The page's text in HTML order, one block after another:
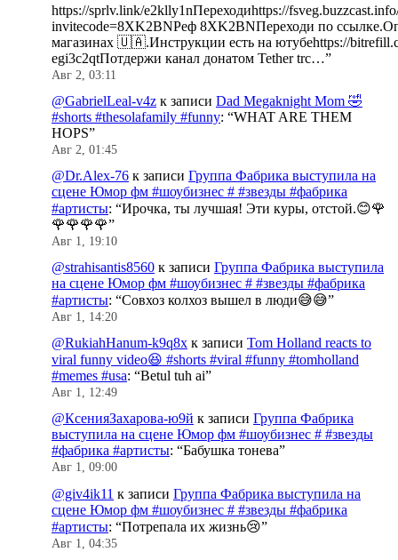
https://sprlv.link/e2klly1nПереходиhttps://
invitecode=8XK2BNРеф 8XK2BNПереходи по
магазинах 🇺🇦.Инструкции есть на ютубеhttps://
egi3c2qtПотдержи канал донатом Tether trc…”
Авг 2, 03:11
@GabrielLeal-v4z к записи Dad Megaknight Mom 🤣
#shorts #thesolafamily #funny: “WHAT ARE THEM
HOPS”
Авг 2, 01:45
@Dr.Alex-76 к записи Группа Фабрика выступила на
сцене Юмор фм #шоубизнес # #звезды #фабрика
#артисты: “Ирочка, ты лучшая! Эти куры, отстой.😊🌹
🌹🌹🌹🌹”
Авг 1, 19:10
@strahisantis8560 к записи Группа Фабрика выступила
на сцене Юмор фм #шоубизнес # #звезды #фабрика
#артисты: “Совхоз колхоз вышел в люди😅😅”
Авг 1, 14:20
@RukiahHanum-k9q8x к записи Tom Holland reacts to
viral funny video😆 #shorts #viral #funny #tomholland
#memes #usa: “Betul tuh ai”
Авг 1, 12:49
@КсенияЗахарова-ю9й к записи Группа Фабрика
выступила на сцене Юмор фм #шоубизнес # #звезды
#фабрика #артисты: “Бабушка тонева”
Авг 1, 09:00
@giv4ik11 к записи Группа Фабрика выступила на
сцене Юмор фм #шоубизнес # #звезды #фабрика
#артисты: “Потрепала их жизнь😢”
Авг 1, 04:35